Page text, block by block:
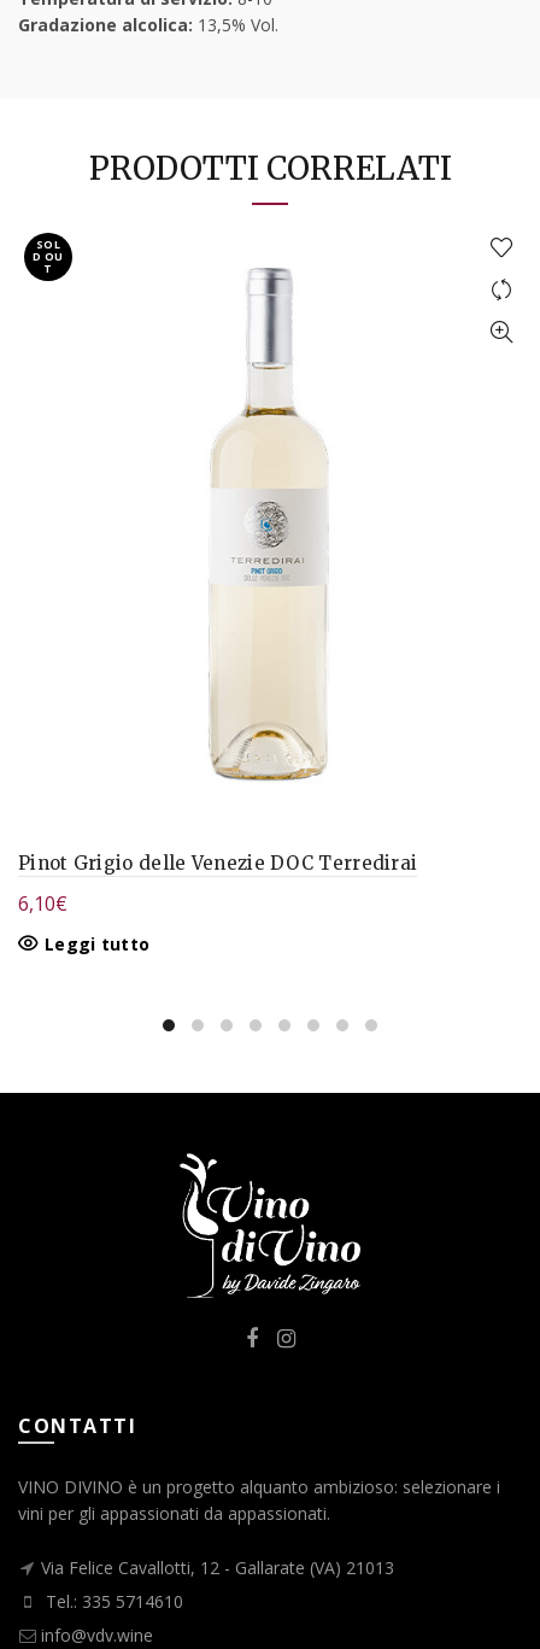
Gradazione alcolica: 13,5% Vol.
PRODOTTI CORRELATI
SOL
D OU
T
Pinot Grigio delle Venezie DOC Terredirai
6,10€
Leggi tutto
CONTATTI
VINO DIVINO è un progetto alquanto ambizioso: selezionare i
vini per gli appassionati da appassionati.
Via Felice Cavallotti, 12 - Gallarate (VA) 21013
Tel.: 335 5714610
info@vdv.wine